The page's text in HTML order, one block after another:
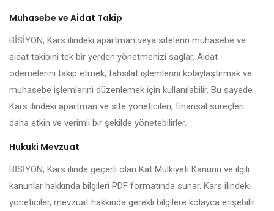
Muhasebe ve Aidat Takip
BİSİYON, Kars ilindeki apartman veya sitelerin muhasebe ve
aidat takibini tek bir yerden yönetmenizi sağlar. Aidat
ödemelerini takip etmek, tahsilat işlemlerini kolaylaştırmak ve
muhasebe işlemlerini düzenlemek için kullanılabilir. Bu sayede
Kars ilindeki apartman ve site yöneticileri, finansal süreçleri
daha etkin ve verimli bir şekilde yönetebilirler.
Hukuki Mevzuat
BİSİYON, Kars ilinde geçerli olan Kat Mülkiyeti Kanunu ve ilgili
kanunlar hakkında bilgileri PDF formatında sunar. Kars ilindeki
yöneticiler, mevzuat hakkında gerekli bilgilere kolayca erişebilir